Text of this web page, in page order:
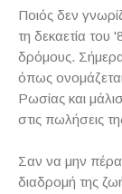
Ποιός δεν
τη δεκαετία του
δρόμους.
όπως
Ρωσίας και
στις πωλήσεις
Σαν να μην
διαδρομή της